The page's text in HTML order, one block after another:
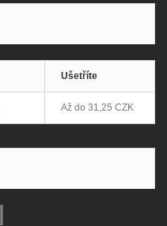
Ušetříte
Až do 31,25 CZK